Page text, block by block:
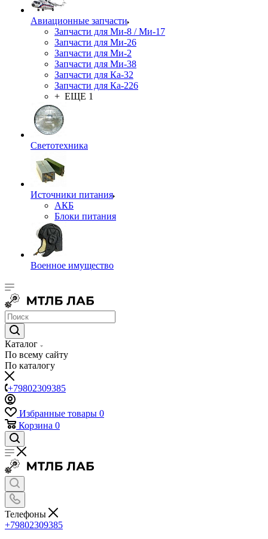
Авиационные запчасти
Запчасти для Ми-8 / Ми-17
Запчасти для Ми-26
Запчасти для Ми-2
Запчасти для Ми-38
Запчасти для Ка-32
Запчасти для Ка-226
+ ЕЩЕ 1
Светотехника
Источники питания
АКБ
Блоки питания
Военное имущество
Каталог
По всему сайту
По каталогу
+79802309385
Избранные товары 0
Корзина 0
Телефоны
+79802309385